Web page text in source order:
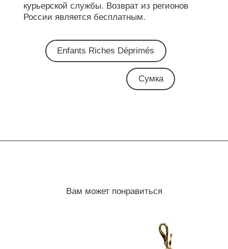
курьерской службы. Возврат из регионов
России является бесплатным.
Enfants Riches Déprimés
Сумка
Вам может понравиться